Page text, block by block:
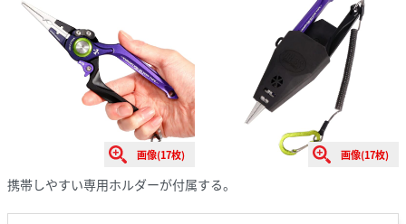
画像(17枚) 画像(17枚)
携帯しやすい専用ホルダーが付属する。